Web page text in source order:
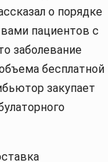
о порядке
пациентов с
заболевание
бесплатной
закупает